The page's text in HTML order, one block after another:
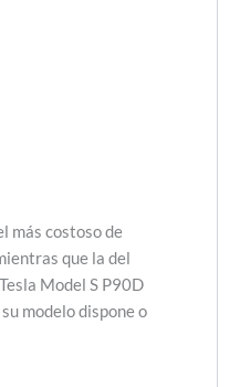
más costoso de
que la del
Model S P90D
modelo dispone o